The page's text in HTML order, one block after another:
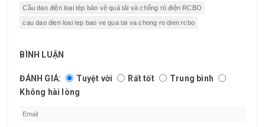
Cầu dao điện loại tép bảo vệ quá tải và chống rò điện RCBO
cau dao dien loai tep bao ve qua tai va chong ro dien rcbo
BÌNH LUẬN
ĐÁNH GIÁ: Tuyệt vời Rất tốt
Trung bình
Không hài lòng